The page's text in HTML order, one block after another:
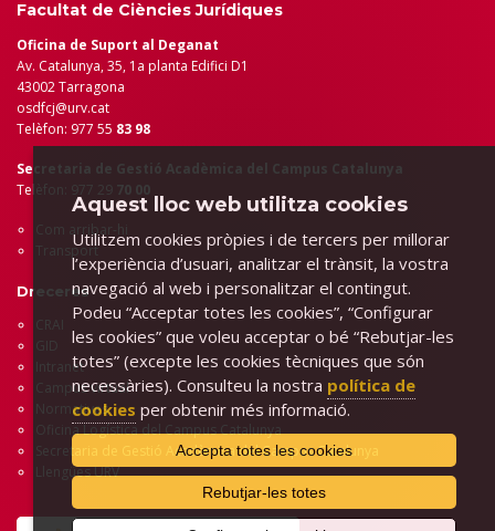
Facultat de Ciències Jurídiques
Oficina de Suport al Deganat
Av. Catalunya, 35, 1a planta Edifici D1
43002 Tarragona
osdfcj@urv.cat
Telèfon: 977 55 83 98
Secretaria de Gestió Acadèmica del Campus Catalunya
Telèfon: 977 29 70 00
Com arribar-hi
Transport
Dreceres
CRAI
GID
Intranet
Campus virtual
Normatives
Oficina Logística del Campus Catalunya
Secretaria de Gestió Acadèmica del Campus Catalunya
Llengües URV
Aquest lloc web utilitza cookies
Utilitzem cookies pròpies i de tercers per millorar
l’experiència d’usuari, analitzar el trànsit, la vostra
navegació al web i personalitzar el contingut.
Podeu “Acceptar totes les cookies”, “Configurar
les cookies” que voleu acceptar o bé “Rebutjar-les
totes” (excepte les cookies tècniques que són
necessàries). Consulteu la nostra política de
cookies per obtenir més informació.
Accepta totes les cookies
Rebutjar-les totes